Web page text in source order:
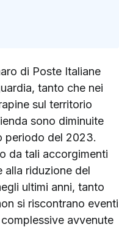
di Poste Italiane
tanto che nei
sul territorio
sono diminuite
periodo del 2023.
da tali accorgimenti
alla riduzione del
ultimi anni, tanto
si riscontrano eventi
avvenute